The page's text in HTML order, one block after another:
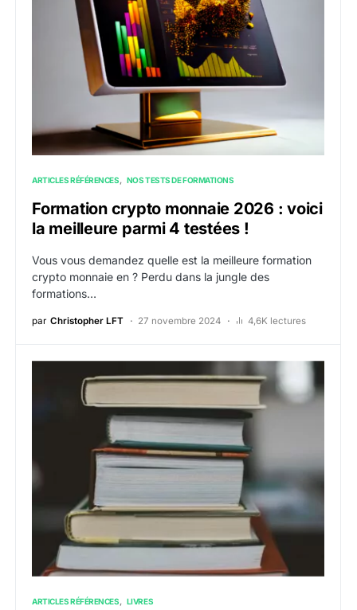
ARTICLES RÉFÉRENCES NOS TESTS DE FORMATIONS
Formation crypto monnaie 2026 : voici
la meilleure parmi 4 testées !
Vous vous demandez quelle est la meilleure formation
crypto monnaie en ? Perdu dans la jungle des
formations…
par Christopher LFT 27 novembre 2024 4,6K lectures
ARTICLES RÉFÉRENCES LIVRES